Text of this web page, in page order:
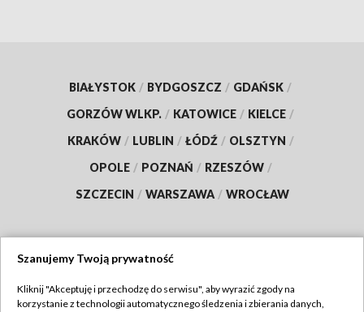
BIAŁYSTOK / BYDGOSZCZ / GDAŃSK /
GORZÓW WLKP. / KATOWICE / KIELCE /
KRAKÓW / LUBLIN / ŁÓDŹ / OLSZTYN /
OPOLE / POZNAŃ / RZESZÓW /
SZCZECIN / WARSZAWA / WROCŁAW
TVP
Szanujemy Twoją prywatność
Kliknij "Akceptuję i przechodzę do serwisu", aby wyrazić zgody na
korzystanie z technologii automatycznego śledzenia i zbierania danych,